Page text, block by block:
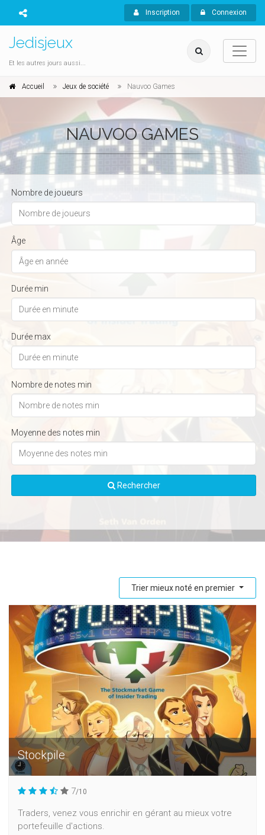
Inscription Connexion
Jedisjeux
Et les autres jours aussi...
Accueil Jeux de société Nauvoo Games
NAUVOO GAMES
Nombre de joueurs
Âge
Durée min
Durée max
Nombre de notes min
Moyenne des notes min
Rechercher
Trier mieux noté en premier
Stockpile
7/10
Traders, venez vous enrichir en gérant au mieux votre
portefeuille d'actions.